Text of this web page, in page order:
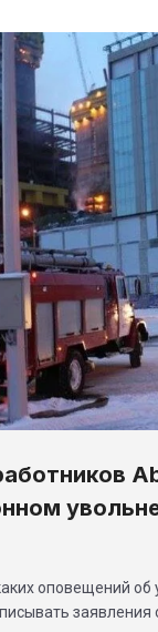
оповещений об
заявления